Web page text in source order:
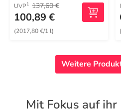
UVP1 137,60 €
100,89 €
(2017,80 €/1 l)
Weitere
Mit Fokus auf